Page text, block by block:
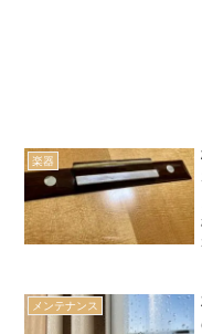
楽器
メンテナンス